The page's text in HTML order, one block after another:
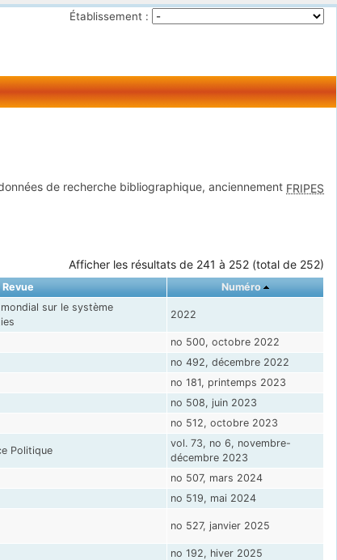
Établissement :
de recherche bibliographique, anciennement FRIPES
Afficher les résultats de 241 à 252 (total de 252)
Revue Numéro
sur le système
2022
no 500, octobre 2022
no 492, décembre 2022
no 181, printemps 2023
no 508, juin 2023
no 512, octobre 2023
Politique
vol. 73, no 6, novembre-
décembre 2023
no 507, mars 2024
no 519, mai 2024
no 527, janvier 2025
no 192, hiver 2025